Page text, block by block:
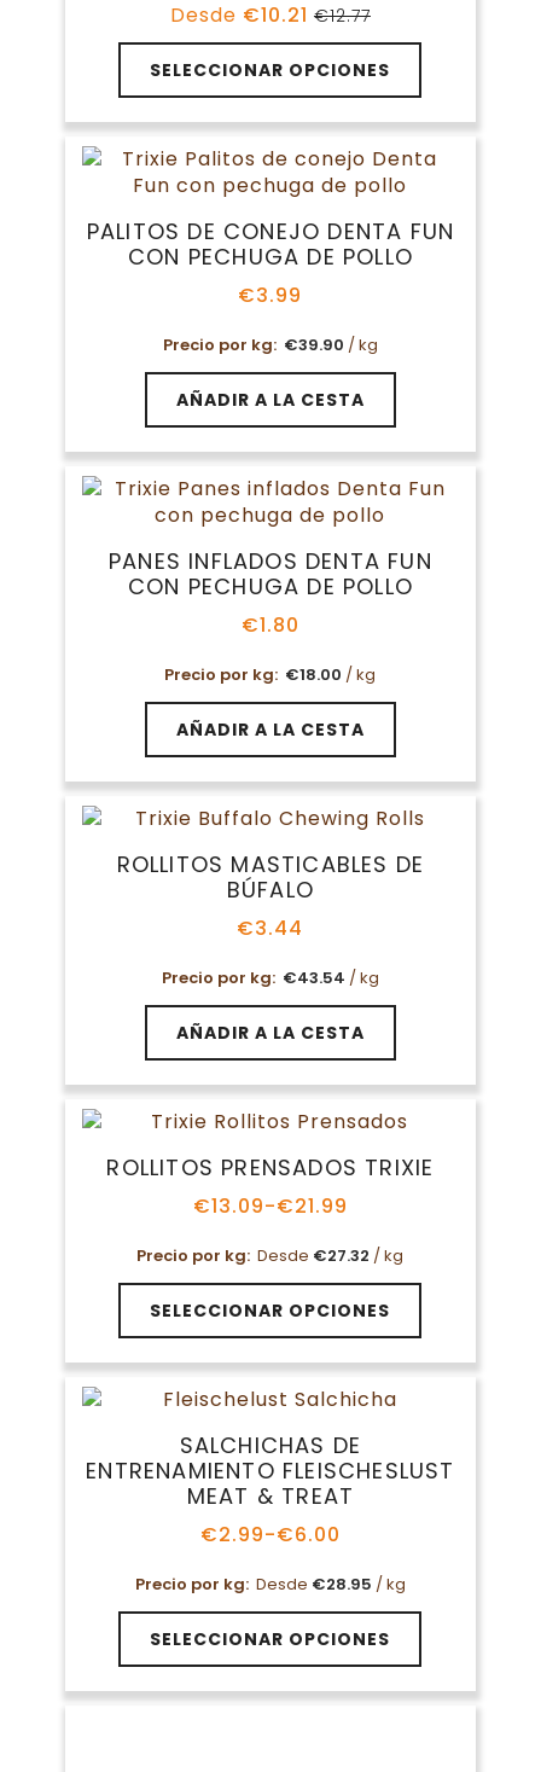
Desde €12.77
El
precio
original
era:
€12.77.
€10.21
El
precio
actual
es:
€10.21.
SELECCIONAR OPCIONES
PALITOS DE CONEJO DENTA FUN
CON PECHUGA DE POLLO
€3.99
Precio por kg: €39.90 / kg
AÑADIR A LA CESTA
PANES INFLADOS DENTA FUN
CON PECHUGA DE POLLO
€1.80
Precio por kg: €18.00 / kg
AÑADIR A LA CESTA
ROLLITOS MASTICABLES DE
BÚFALO
€3.44
Precio por kg: €43.54 / kg
AÑADIR A LA CESTA
ROLLITOS PRENSADOS TRIXIE
€13.09-€21.99
Rango
precios:
desde
€13.09
hasta
Precio por kg: Desde €27.32 / kg
SELECCIONAR OPCIONES
Este
producto
tiene
múltiples
variantes.
opciones
se
pueden
la
página
producto
SALCHICHAS DE
ENTRENAMIENTO FLEISCHESLUST
MEAT & TREAT
€2.99-€6.00
Rango
precios:
desde
€2.99
hasta
Precio por kg: Desde €28.95 / kg
SELECCIONAR OPCIONES
Este
producto
tiene
múltiples